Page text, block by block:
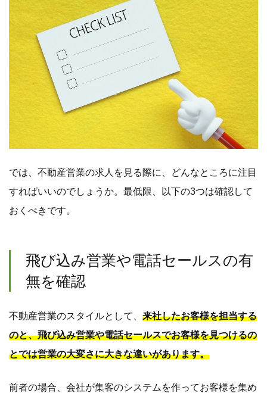
では、不動産営業の求人を見る際に、どんなところに注目
すればいいのでしょうか。最低限、以下の3つは確認して
おくべきです。
飛び込み営業や電話セールスの有
無を確認
不動産営業のスタイルとして、 来社したお客様を担当する
のと、飛び込み営業や電話セールスでお客様を見つけるの
とでは営業の大変さに大きな違いがあります。
前者の場合、会社が集客のシステムを作ってお客様を集め